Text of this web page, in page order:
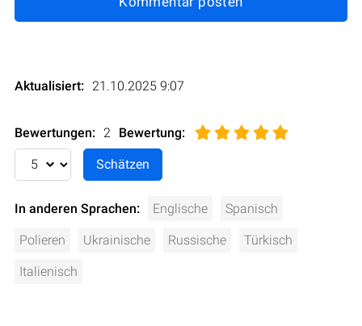
Aktualisiert: 21.10.2025 9:07
Bewertungen: 2 Bewertung:
In anderen Sprachen: Englische Spanisch
Polieren Ukrainische Russische Türkisch
Italienisch